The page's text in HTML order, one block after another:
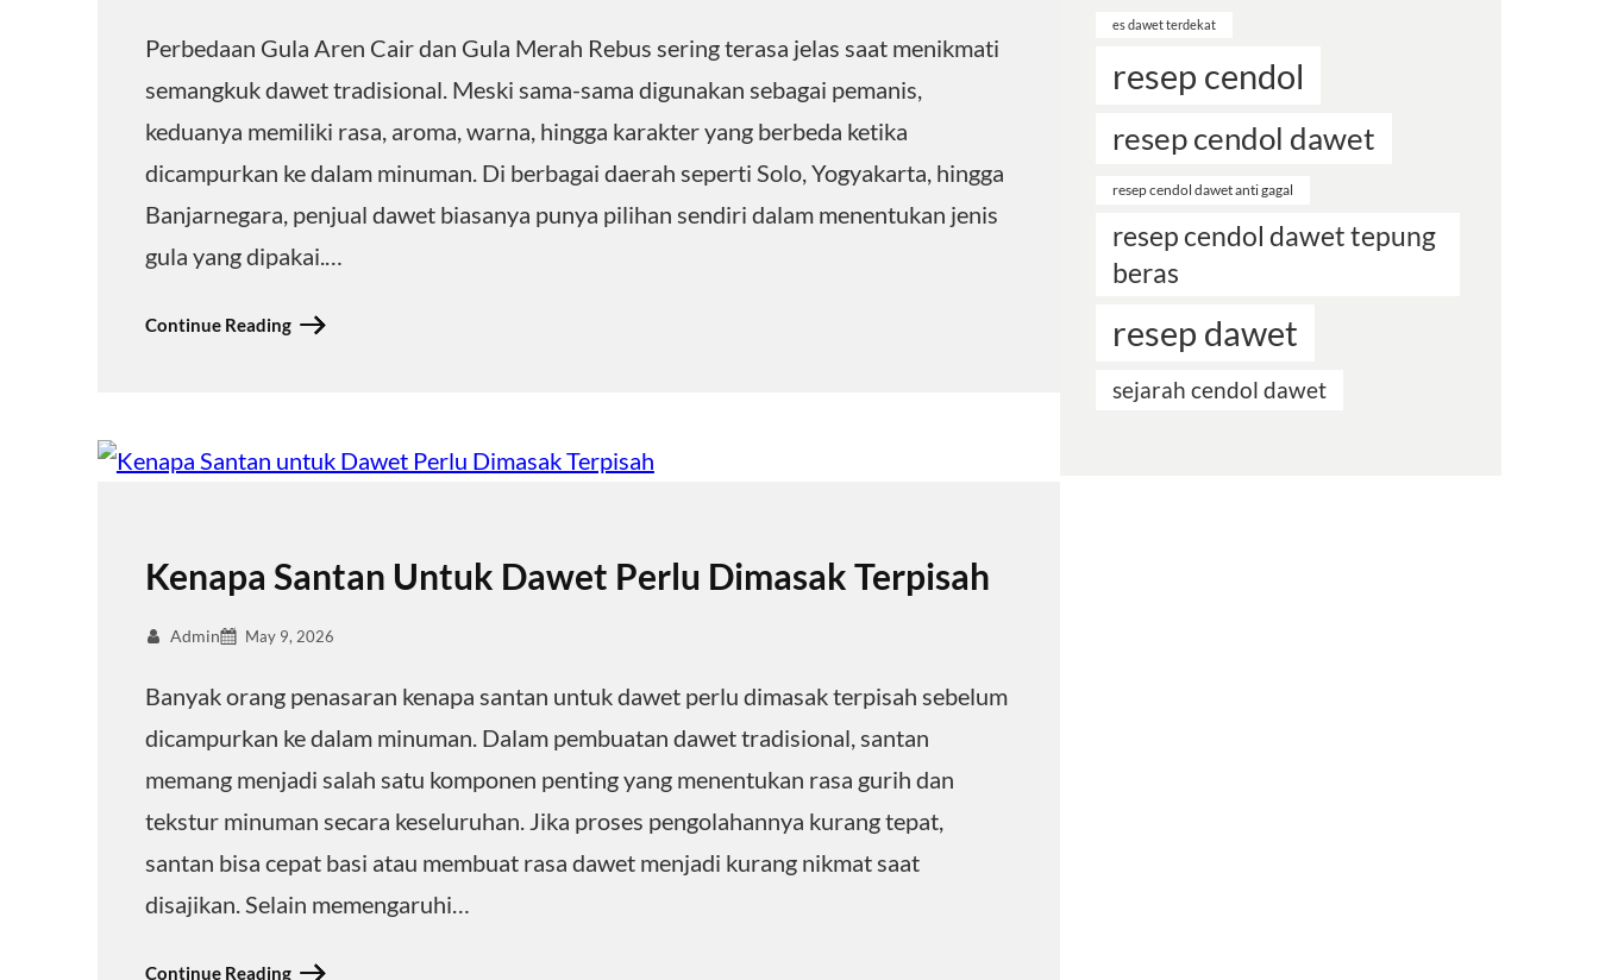
Perbedaan Gula Aren Cair dan Gula Merah Rebus sering terasa jelas saat menikmati
semangkuk dawet tradisional. Meski sama-sama digunakan sebagai pemanis,
keduanya memiliki rasa, aroma, warna, hingga karakter yang berbeda ketika
dicampurkan ke dalam minuman. Di berbagai daerah seperti Solo, Yogyakarta, hingga
Banjarnegara, penjual dawet biasanya punya pilihan sendiri dalam menentukan jenis
gula yang dipakai.…
Continue Reading
Kenapa Santan Untuk Dawet Perlu Dimasak Terpisah
Admin May 9, 2026
Banyak orang penasaran kenapa santan untuk dawet perlu dimasak terpisah sebelum
dicampurkan ke dalam minuman. Dalam pembuatan dawet tradisional, santan
memang menjadi salah satu komponen penting yang menentukan rasa gurih dan
tekstur minuman secara keseluruhan. Jika proses pengolahannya kurang tepat,
santan bisa cepat basi atau membuat rasa dawet menjadi kurang nikmat saat
disajikan. Selain memengaruhi…
Continue Reading
es dawet terdekat
resep cendol
resep cendol dawet
resep cendol dawet anti gagal
resep cendol dawet tepung
beras
resep dawet
sejarah cendol dawet